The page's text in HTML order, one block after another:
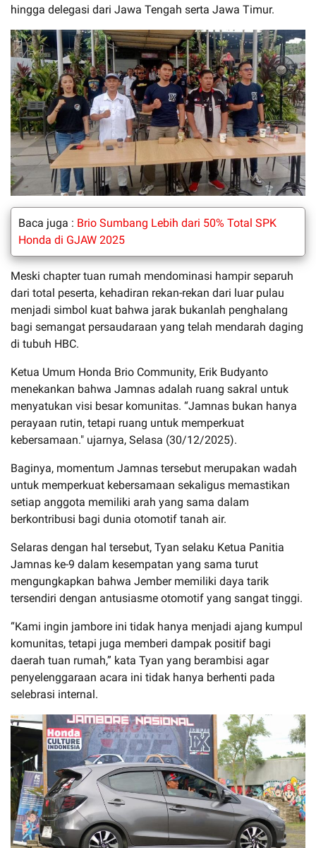
hingga delegasi dari Jawa Tengah serta Jawa Timur.
Baca juga : Brio Sumbang Lebih dari 50% Total SPK
Honda di GJAW 2025
Meski chapter tuan rumah mendominasi hampir separuh
dari total peserta, kehadiran rekan-rekan dari luar pulau
menjadi simbol kuat bahwa jarak bukanlah penghalang
bagi semangat persaudaraan yang telah mendarah daging
di tubuh HBC.
Ketua Umum Honda Brio Community, Erik Budyanto
menekankan bahwa Jamnas adalah ruang sakral untuk
menyatukan visi besar komunitas. “Jamnas bukan hanya
perayaan rutin, tetapi ruang untuk memperkuat
kebersamaan." ujarnya, Selasa (30/12/2025).
Baginya, momentum Jamnas tersebut merupakan wadah
untuk memperkuat kebersamaan sekaligus memastikan
setiap anggota memiliki arah yang sama dalam
berkontribusi bagi dunia otomotif tanah air.
Selaras dengan hal tersebut, Tyan selaku Ketua Panitia
Jamnas ke-9 dalam kesempatan yang sama turut
mengungkapkan bahwa Jember memiliki daya tarik
tersendiri dengan antusiasme otomotif yang sangat tinggi.
“Kami ingin jambore ini tidak hanya menjadi ajang kumpul
komunitas, tetapi juga memberi dampak positif bagi
daerah tuan rumah,” kata Tyan yang berambisi agar
penyelenggaraan acara ini tidak hanya berhenti pada
selebrasi internal.